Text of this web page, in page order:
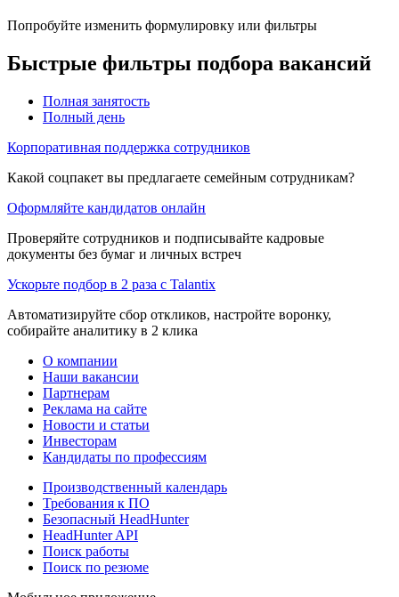
Попробуйте изменить формулировку или фильтры
Быстрые фильтры подбора вакансий
Полная занятость
Полный день
Корпоративная поддержка сотрудников
Какой соцпакет вы предлагаете семейным сотрудникам?
Оформляйте кандидатов онлайн
Проверяйте сотрудников и подписывайте кадровые
документы без бумаг и личных встреч
Ускорьте подбор в 2 раза с Talantix
Автоматизируйте сбор откликов, настройте воронку,
собирайте аналитику в 2 клика
О компании
Наши вакансии
Партнерам
Реклама на сайте
Новости и статьи
Инвесторам
Кандидаты по профессиям
Производственный календарь
Требования к ПО
Безопасный HeadHunter
HeadHunter API
Поиск работы
Поиск по резюме